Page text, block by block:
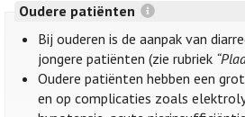
Oudere patiënten
Bij ouderen is de aanpak van
jongere patiënten (zie rubriek
Oudere patiënten hebben een
en op complicaties zoals